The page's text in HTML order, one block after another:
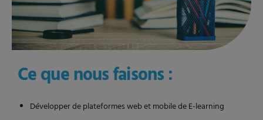
Ce que nous faisons :
Développer de plateformes web et mobile de E-learning